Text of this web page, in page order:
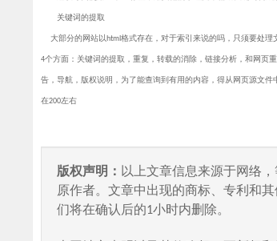
关键词的提取
大部分的网站以html格式存在，对于索引来说的吗，只须要处理
4个方面：关键词的提取，重复，转载的消除，链接分析，和网页
告，导航，版权说明，为了能查询到有用的内容，得从网页源文
在200左右
版权声明： 以上文章信息来源于网络
原作者。文章中出现的商标、专利和
们将在确认后的1小时内删除。